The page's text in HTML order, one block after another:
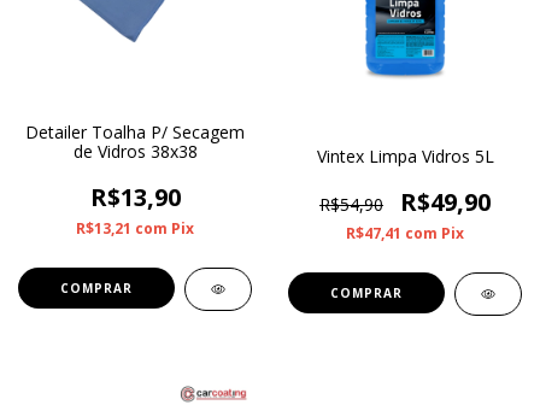
Detailer Toalha P/ Secagem
de Vidros 38x38
R$13,90
R$13,21 com Pix
Vintex Limpa Vidros 5L
R$54,90 R$49,90
R$47,41 com Pix